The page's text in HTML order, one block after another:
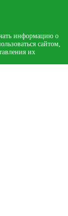
информацию о
сайтом,
их